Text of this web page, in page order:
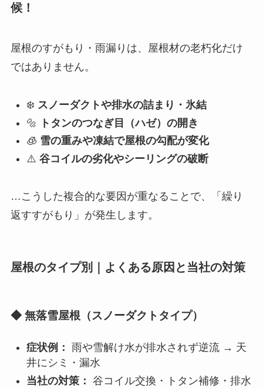
候！
屋根のすがもり・雨漏りは、屋根材の老朽化だけ
ではありません。
❄️ スノーダクトや排水の詰まり・氷結
🔩
トタンのつなぎ目（ハゼ）の開き
🧊 雪の重みや凍結で屋根の勾配が変化
⚠️ 谷コイルの劣化やシーリングの破断
…こうした複合的な要因が重なることで、「繰り
返すすがもり」が発生します。
屋根のタイプ別｜よくある原因と当社の対策
◆ 無落雪屋根（スノーダクトタイプ）
症状例：
雨や雪解け水が排水されず逆流 → 天
井にシミ・漏水
当社の対策： 谷コイル交換・トタン補修・排水